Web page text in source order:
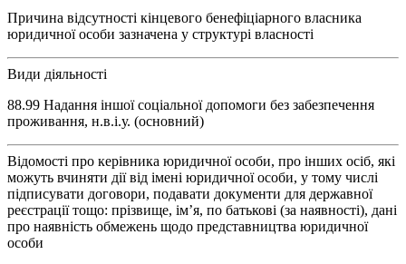
Причина відсутності кінцевого бенефіціарного власника
юридичної особи зазначена у структурі власності
Види діяльності
88.99 Надання іншої соціальної допомоги без забезпечення
проживання, н.в.і.у. (основний)
Відомості про керівника юридичної особи, про інших осіб, які
можуть вчиняти дії від імені юридичної особи, у тому числі
підписувати договори, подавати документи для державної
реєстрації тощо: прізвище, ім’я, по батькові (за наявності), дані
про наявність обмежень щодо представництва юридичної
особи